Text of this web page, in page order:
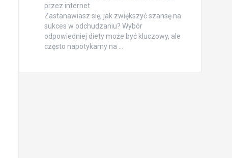
przez internet
Zastanawiasz się, jak zwiększyć szansę na
sukces w odchudzaniu? Wybór
odpowiedniej diety może być kluczowy, ale
często napotykamy na …